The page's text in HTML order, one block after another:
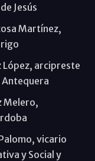
Jesús
Martínez,
López, arcipreste
Antequera
Melero,
vicario
y Social y